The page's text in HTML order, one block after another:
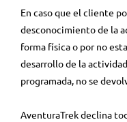
En caso que el cliente
desconocimiento de la
forma física o por no
desarrollo de la
programada, no se
AventuraTrek declina